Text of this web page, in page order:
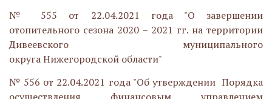
№ 555 от 22.04.2021 года "О завершении
отопительного сезона 2020 – 2021 гг. на территории
Дивеевского муниципального
округа Нижегородской области"
№ 556 от 22.04.2021 года "Об утверждении Порядка